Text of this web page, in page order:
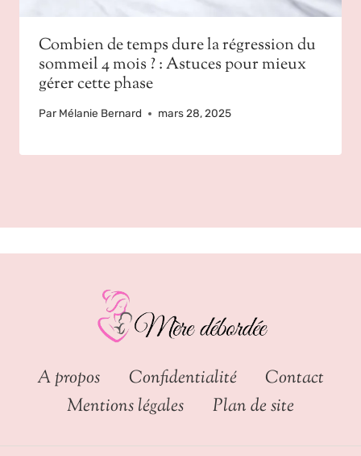
Combien de temps dure la régression du
sommeil 4 mois ? : Astuces pour mieux
gérer cette phase
Par Mélanie Bernard mars 28, 2025
A propos Confidentialité
Contact
Mentions légales
Plan de site